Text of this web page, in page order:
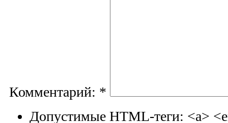
Комментарий: *
Допустимые HTML-теги: <a>